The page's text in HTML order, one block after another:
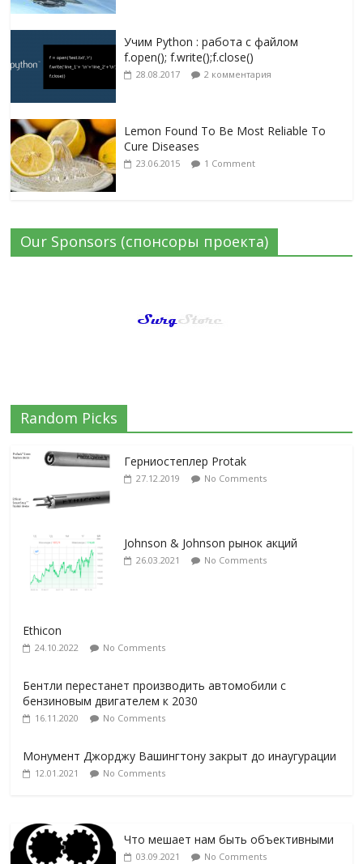
Учим Python : работа с файлом
f.open(); f.write();f.close()
28.08.2017 2 комментария
Lemon Found To Be Most Reliable To
Cure Diseases
23.06.2015 1 Comment
Our Sponsors (спонсоры проекта)
Random Picks
Герниостеплер Protak
27.12.2019 No Comments
Johnson & Johnson рынок акций
26.03.2021 No Comments
Ethicon
24.10.2022 No Comments
Бентли перестанет производить автомобили с
бензиновым двигателем к 2030
16.11.2020 No Comments
Монумент Джорджу Вашингтону закрыт до инаугурации
12.01.2021 No Comments
Что мешает нам быть объективными
03.09.2021 No Comments